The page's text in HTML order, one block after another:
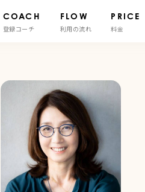
COACH
登録コーチ
FLOW
利用の流れ
PRICE
料金
慶